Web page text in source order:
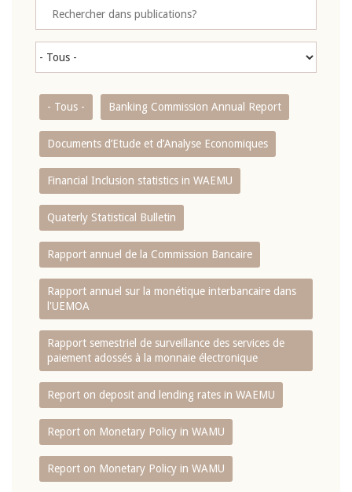
- Tous - Banking Commission Annual Report
Documents d’Etude et d’Analyse Economiques
Financial Inclusion statistics in WAEMU
Quaterly Statistical Bulletin
Rapport annuel de la Commission Bancaire
Rapport annuel sur la monétique interbancaire dans
l'UEMOA
Rapport semestriel de surveillance des services de
paiement adossés à la monnaie électronique
Report on deposit and lending rates in WAEMU
Report on Monetary Policy in WAMU
Report on Monetary Policy in WAMU